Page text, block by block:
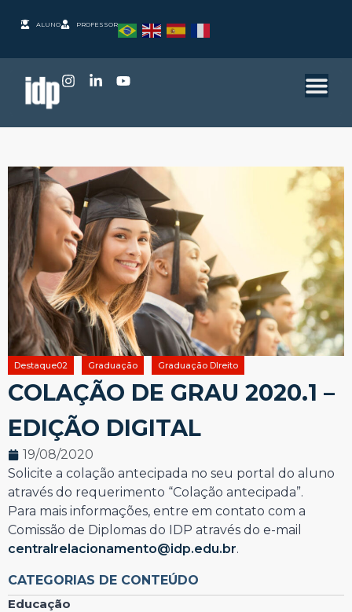
ALUNO PROFESSOR
Destaque02 Graduação Graduação DIreito
COLAÇÃO DE GRAU 2020.1 –
EDIÇÃO DIGITAL
19/08/2020
Solicite a colação antecipada no seu portal do aluno
através do requerimento “Colação antecipada”.
Para mais informações, entre em contato com a
Comissão de Diplomas do IDP através do e-mail
centralrelacionamento@idp.edu.br.
CATEGORIAS DE CONTEÚDO
Educação